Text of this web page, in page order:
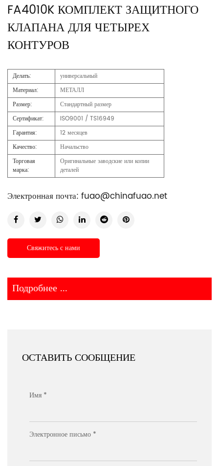
FA4010K КОМПЛЕКТ ЗАЩИТНОГО
КЛАПАНА ДЛЯ ЧЕТЫРЕХ
КОНТУРОВ
Делать:
универсальный
Материал:
МЕТАЛЛ
Размер:
Стандартный размер
Сертификат:
ISO9001 / TS16949
Гарантия:
12 месяцев
Качество:
Начальство
Торговая
марка:
Оригинальные заводские или копии
деталей
Электронная почта: fuao@chinafuao.net
Свяжитесь с нами
Подробнее ...
ОСТАВИТЬ СООБЩЕНИЕ
Имя *
Электронное письмо *